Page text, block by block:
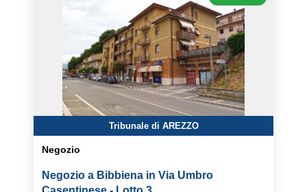
Tribunale di AREZZO
Negozio
Negozio a Bibbiena in Via Umbro